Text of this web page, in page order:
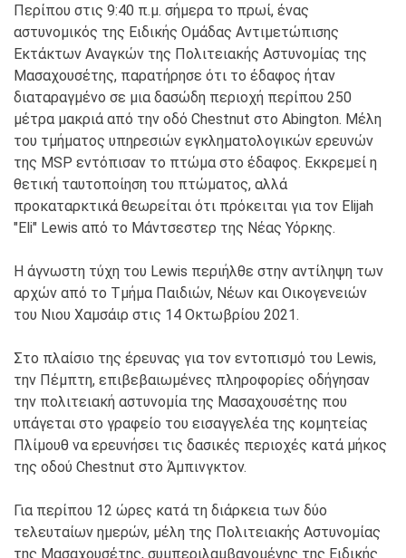
Περίπου στις 9:40 π.μ. σήμερα το πρωί, ένας
αστυνομικός της Ειδικής Ομάδας Αντιμετώπισης
Εκτάκτων Αναγκών της Πολιτειακής Αστυνομίας της
Μασαχουσέτης, παρατήρησε ότι το έδαφος ήταν
διαταραγμένο σε μια δασώδη περιοχή περίπου 250
μέτρα μακριά από την οδό Chestnut στο Abington. Μέλη
του τμήματος υπηρεσιών εγκληματολογικών ερευνών
της MSP εντόπισαν το πτώμα στο έδαφος. Εκκρεμεί η
θετική ταυτοποίηση του πτώματος, αλλά
προκαταρκτικά θεωρείται ότι πρόκειται για τον Elijah
"Eli" Lewis από το Μάντσεστερ της Νέας Υόρκης.
Η άγνωστη τύχη του Lewis περιήλθε στην αντίληψη των
αρχών από το Τμήμα Παιδιών, Νέων και Οικογενειών
του Νιου Χαμσάιρ στις 14 Οκτωβρίου 2021.
Στο πλαίσιο της έρευνας για τον εντοπισμό του Lewis,
την Πέμπτη, επιβεβαιωμένες πληροφορίες οδήγησαν
την πολιτειακή αστυνομία της Μασαχουσέτης που
υπάγεται στο γραφείο του εισαγγελέα της κομητείας
Πλίμουθ να ερευνήσει τις δασικές περιοχές κατά μήκος
της οδού Chestnut στο Άμπινγκτον.
Για περίπου 12 ώρες κατά τη διάρκεια των δύο
τελευταίων ημερών, μέλη της Πολιτειακής Αστυνομίας
της Μασαχουσέτης, συμπεριλαμβανομένης της Ειδικής